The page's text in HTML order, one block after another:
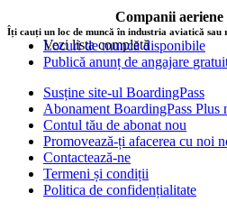
Companii
Vezi lista completă
Îți cauți un loc de muncă în industria aviatică sau
Locuri de muncă disponibile
Publică anunț de angajare
Susține site-ul BoardingPass
Abonament BoardingPass Plus
Contul tău de abonat nou
Promovează-ți afacerea cu noi
Contactează-ne
Termeni și condiții
Politica de confidențialitate